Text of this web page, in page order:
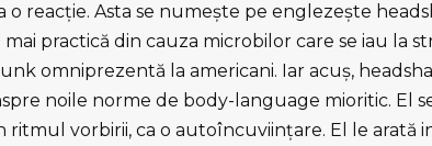
o reacţie. Asta se numeşte pe englezeşte
practică din cauza microbilor care se iau la
omniprezentă la americani. Iar acuş,
noile norme de body-language mioritic. El
ritmul vorbirii, ca o autoîncuviinţare. El le arată